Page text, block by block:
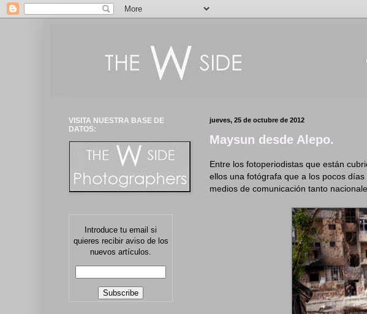
jueves, 25 de octubre de 2012
Maysun desde Alepo.
Entre los fotoperiodistas que están
ellos una fotógrafa que a los pocos
medios de comunicación tanto
VISITA NUESTRA BASE DE
DATOS:
Introduce tu email si
quieres recibir aviso de los
nuevos artículos.